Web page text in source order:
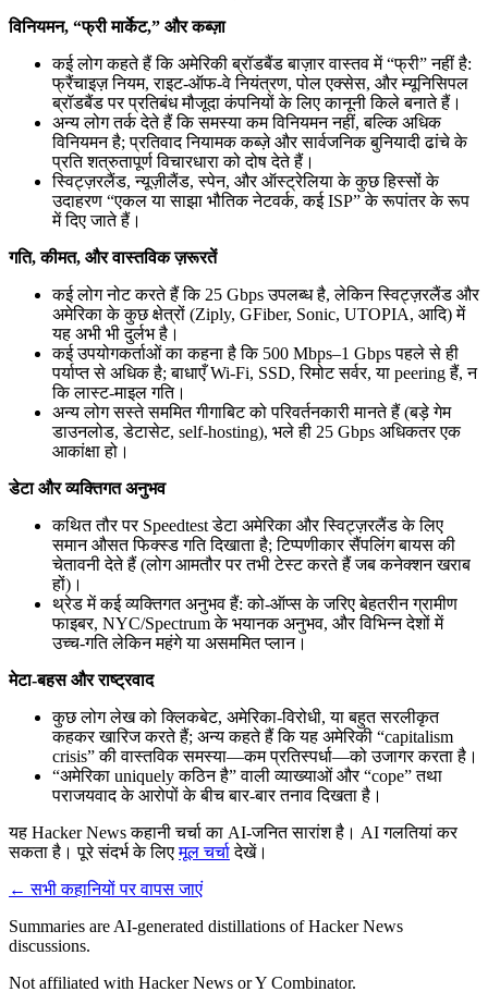
विनियमन, “फ्री मार्केट,” और कब्ज़ा
कई लोग कहते हैं कि अमेरिकी ब्रॉडबैंड बाज़ार वास्तव में “फ्री” नहीं है:
फ्रैंचाइज़ नियम, राइट-ऑफ-वे नियंत्रण, पोल एक्सेस, और म्यूनिसिपल
ब्रॉडबैंड पर प्रतिबंध मौजूदा कंपनियों के लिए कानूनी किले बनाते हैं।
अन्य लोग तर्क देते हैं कि समस्या कम विनियमन नहीं, बल्कि अधिक
विनियमन है; प्रतिवाद नियामक कब्ज़े और सार्वजनिक बुनियादी ढांचे के
प्रति शत्रुतापूर्ण विचारधारा को दोष देते हैं।
स्विट्ज़रलैंड, न्यूज़ीलैंड, स्पेन, और ऑस्ट्रेलिया के कुछ हिस्सों के
उदाहरण “एकल या साझा भौतिक नेटवर्क, कई ISP” के रूपांतर के रूप
में दिए जाते हैं।
गति, कीमत, और वास्तविक ज़रूरतें
कई लोग नोट करते हैं कि 25 Gbps उपलब्ध है, लेकिन स्विट्ज़रलैंड और
अमेरिका के कुछ क्षेत्रों (Ziply, GFiber, Sonic, UTOPIA, आदि) में
यह अभी भी दुर्लभ है।
कई उपयोगकर्ताओं का कहना है कि 500 Mbps–1 Gbps पहले से ही
पर्याप्त से अधिक है; बाधाएँ Wi‑Fi, SSD, रिमोट सर्वर, या peering हैं, न
कि लास्ट-माइल गति।
अन्य लोग सस्ते सममित गीगाबिट को परिवर्तनकारी मानते हैं (बड़े गेम
डाउनलोड, डेटासेट, self-hosting), भले ही 25 Gbps अधिकतर एक
आकांक्षा हो।
डेटा और व्यक्तिगत अनुभव
कथित तौर पर Speedtest डेटा अमेरिका और स्विट्ज़रलैंड के लिए
समान औसत फिक्स्ड गति दिखाता है; टिप्पणीकार सैंपलिंग बायस की
चेतावनी देते हैं (लोग आमतौर पर तभी टेस्ट करते हैं जब कनेक्शन खराब
हों)।
थ्रेड में कई व्यक्तिगत अनुभव हैं: को-ऑप्स के जरिए बेहतरीन ग्रामीण
फाइबर, NYC/Spectrum के भयानक अनुभव, और विभिन्न देशों में
उच्च-गति लेकिन महंगे या असममित प्लान।
मेटा-बहस और राष्ट्रवाद
कुछ लोग लेख को क्लिकबेट, अमेरिका-विरोधी, या बहुत सरलीकृत
कहकर खारिज करते हैं; अन्य कहते हैं कि यह अमेरिकी “capitalism
crisis” की वास्तविक समस्या—कम प्रतिस्पर्धा—को उजागर करता है।
“अमेरिका uniquely कठिन है” वाली व्याख्याओं और “cope” तथा
पराजयवाद के आरोपों के बीच बार-बार तनाव दिखता है।
यह Hacker News कहानी चर्चा का AI-जनित सारांश है। AI गलतियां कर
सकता है। पूरे संदर्भ के लिएमूल चर्चादेखें।
← सभी कहानियों पर वापस जाएं
Summaries are AI-generated distillations of Hacker News
discussions.
Not affiliated with Hacker News or Y Combinator.